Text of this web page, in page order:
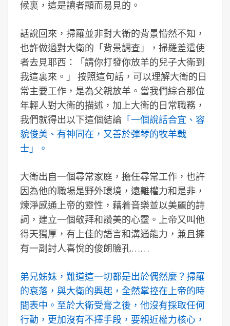
候裏，這是讀者顯而易見的。
話說回來，掃羅並非對大衛的背景懵然不知，
也許做過對大衛的「背景調查」，掃羅差遣使
者去見耶西：「請你打發你放羊的兒子大衛到
我這裏來。」 按照這句話，可以理解大衛的日
常主要工作，是為父親放羊。當我們綜合那位
年輕人對大衛的描述，加上大衛的日常職務，
我們就得出以下這個結論 「一個說話合宜、容
貌俊美、有神同在，又善於彈琴的牧羊戰
士」。
大衛出自一個尋常家庭，擔任尋常工作，也許
因為他的職場是野外環境，遠離權力和是非，
煉淨感通上帝的靈性，藉着音樂並以美麗的詩
詞，建立一個敬拜和讚美的心靈。上帝又叫他
得天獨厚，有上佳的語言和溝通能力，兼且擁
有一副討人喜悅的俊朗臉孔……
弟兄姊妹，難道這一切都是出於偶然麼？掃羅
的衰落，與大衛的興起，全然掌控在上帝的時
間表中。至於大衛受膏之後，他沒有採取任何
行動，更加沒有不擇手段，要親近權力核心，